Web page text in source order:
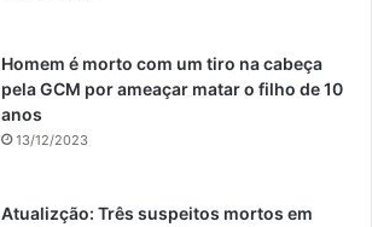
Homem é morto com um tiro na cabeça
pela GCM por ameaçar matar o filho de 10
anos
13/12/2023
Atualizção: Três suspeitos mortos em